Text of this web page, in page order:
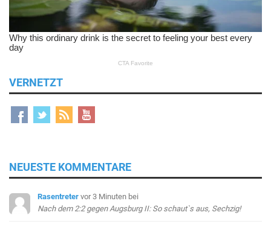
VERNETZT
NEUESTE KOMMENTARE
Rasentreter vor 3 Minuten bei
Nach dem 2:2 gegen Augsburg II: So schaut`s aus, Sechzig!